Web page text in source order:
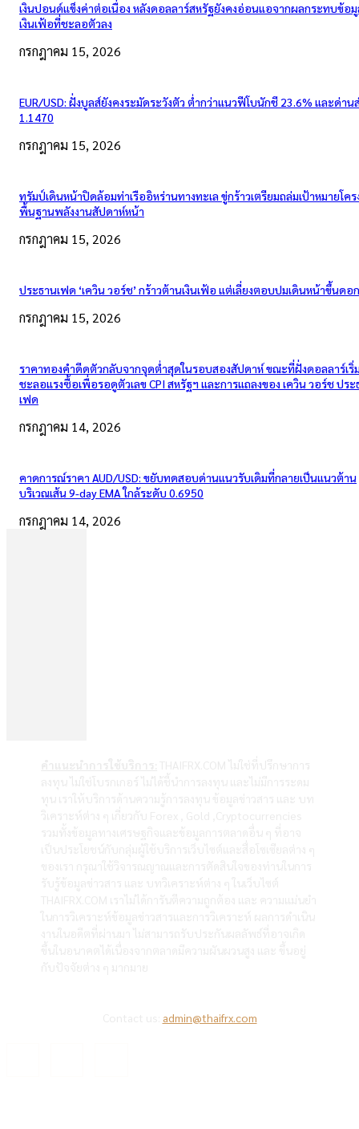
เงินปอนด์แข็งค่าต่อเนื่อง หลังดอลลาร์สหรัฐยังคงอ่อนแอจากผลกระทบข้อ
เงินเฟ้อที่ชะลอตัวลง
กรกฎาคม 15, 2026
EUR/USD: ฝั่งบูลส์ยังคงระมัดระวังตัว ต่ำกว่าแนวฟีโบนักชี 23.6% และด่า
1.1470
กรกฎาคม 15, 2026
ทรัมป์เดินหน้าปิดล้อมท่าเรืออิหร่านทางทะเล ขู่กร้าวเตรียมถล่มเป้าหมายโคร
พื้นฐานพลังงานสัปดาห์หน้า
กรกฎาคม 15, 2026
ประธานเฟด ‘เควิน วอร์ช’ กร้าวต้านเงินเฟ้อ แต่เลี่ยงตอบปมเดินหน้าขึ้นดอ
กรกฎาคม 15, 2026
ราคาทองคำดีดตัวกลับจากจุดต่ำสุดในรอบสองสัปดาห์ ขณะที่ฝั่งดอลลาร์เริ่
ชะลอแรงซื้อเพื่อรอดูตัวเลข CPI สหรัฐฯ และการแถลงของ เควิน วอร์ช ประ
เฟด
กรกฎาคม 14, 2026
คาดการณ์ราคา AUD/USD: ขยับทดสอบด่านแนวรับเดิมที่กลายเป็นแนวต้าน
บริเวณเส้น 9-day EMA ใกล้ระดับ 0.6950
กรกฎาคม 14, 2026
admin@thaifrx.com